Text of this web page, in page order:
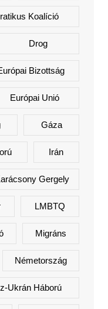
Koalíció
Drog
Bizottság
Európai Unió
Gáza
Irán
Gergely
LMBTQ
Migráns
Németország
Ukrán Háború